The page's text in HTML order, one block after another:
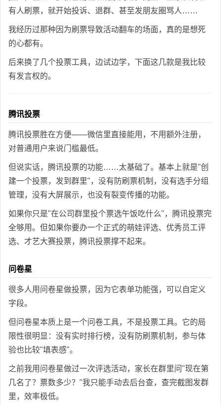
有人刷票，就开始投诉、退群、甚至发朋友圈骂人……
我经历过那种因为刷票导致活动翻车的场面，真的是想死
的心都有。
后来换了几个投票工具，边试边学，下面这几款是我比较
有发言权的。
腾讯投票
腾讯投票胜在方便——微信里直接能用，不用额外注册，
对普通用户来说门槛最低。
但说实话，腾讯投票的功能……太基础了。基本上就是"创
建一个投票，发到群里"，没有防刷票机制，没有选手分组
管理，没有大屏展示，也没有裂变传播的功能。
如果你只是"在公司群里投个票选午饭吃什么"，腾讯投票完
全够用。但如果你要办一个正式的萌娃评选、优秀员工评
选、才艺大赛投票，腾讯投票撑不起来。
问卷星
很多人用问卷星做投票，因为它表单功能强，可以自定义
字段。
但问卷星本质上是一个问卷工具，不是投票工具。它的局
限性很明显：没有实时排行榜，没有防刷票机制，参与体
验也比较"填表感"。
之前我用问卷星做过一次评选活动，家长在群里问"现在第
几名了？票数多少？"我只能手动去后台查，查完截图发群
里，效率极低。